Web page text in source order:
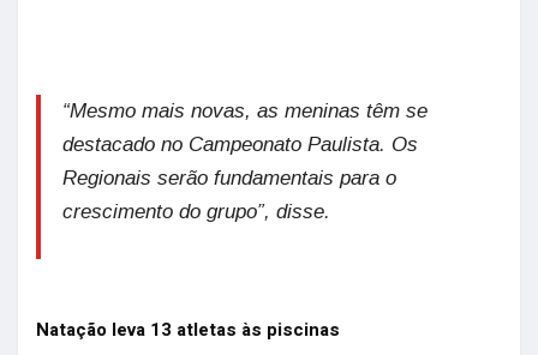
“Mesmo mais novas, as meninas têm se
destacado no Campeonato Paulista. Os
Regionais serão fundamentais para o
crescimento do grupo”, disse.
Natação leva 13 atletas às piscinas